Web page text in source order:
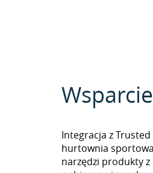
Integracja z
hurtownia
narzędzi produkty